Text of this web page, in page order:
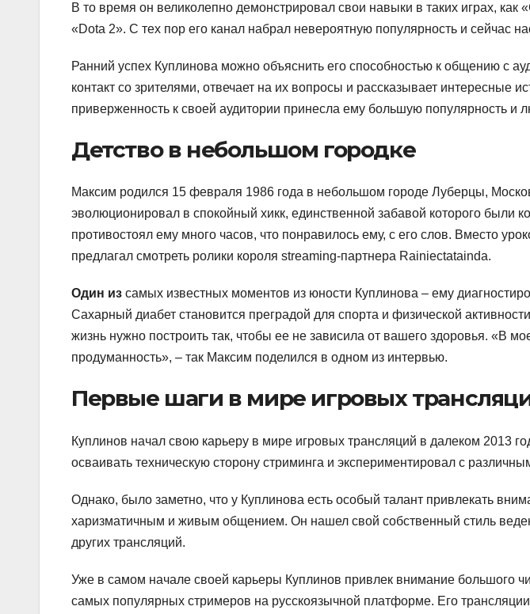
В то время он великолепно демонстрировал свои навыки в таких играх, как
«Dota 2». С тех пор его канал набрал невероятную популярность и сейчас
Ранний успех Куплинова можно объяснить его способностью к общению с
контакт со зрителями, отвечает на их вопросы и рассказывает интересные
приверженность к своей аудитории принесла ему большую популярность и
Детство в небольшом городке
Максим родился 15 февраля 1986 года в небольшом городе Луберцы,
эволюционировал в спокойный хикк, единственной забавой которого были
противостоял ему много часов, что понравилось ему, с его слов. Вместо
предлагал смотреть ролики короля streaming-партнера Rainiectatainda.
Один из самых известных моментов из юности Куплинова – ему
Сахарный диабет становится преградой для спорта и физической
жизнь нужно построить так, чтобы ее не зависила от вашего здоровья. «В
продуманность», – так Максим поделился в одном из интервью.
Первые шаги в мире игровых
Куплинов начал свою карьеру в мире игровых трансляций в далеком 2013
осваивать техническую сторону стриминга и экспериментировал с
Однако, было заметно, что у Куплинова есть особый талант привлекать
харизматичным и живым общением. Он нашел свой собственный стиль
других трансляций.
Уже в самом начале своей карьеры Куплинов привлек внимание большого
самых популярных стримеров на русскоязычной платформе. Его